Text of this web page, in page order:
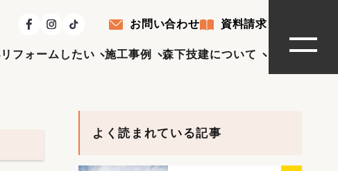
お問い合わせ 資料請求
リフォームしたい 施工事例 森下技建について
よく読まれている記事